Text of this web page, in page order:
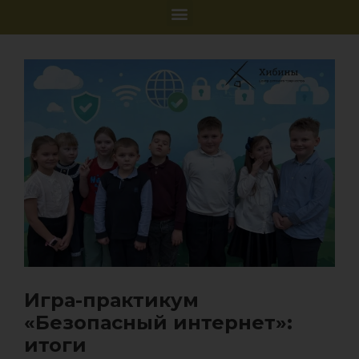
Игра-практикум
«Безопасный интернет»:
итоги